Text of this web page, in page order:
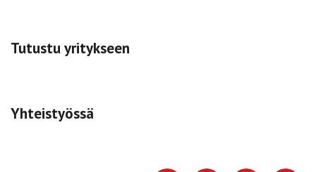
Tutustu yritykseen
Yhteistyössä